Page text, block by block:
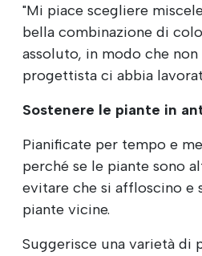
"Mi piace scegliere
bella combinazione di
assoluto, in modo che
progettista ci abbia
Sostenere le piante in
Pianificate per tempo e
perché se le piante sono
evitare che si affloscino e
piante vicine.
Suggerisce una varietà di